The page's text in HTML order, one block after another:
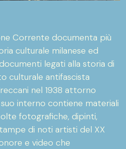
Corrente documenta più
culturale milanese ed
legati alla storia di
culturale antifascista
nel 1938 attorno
suo interno contiene materiali
fotografiche, dipinti,
di noti artisti del XX
e video che